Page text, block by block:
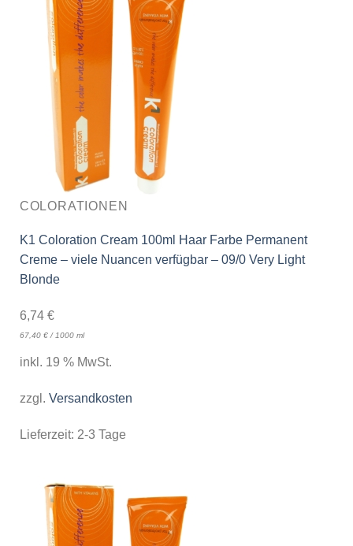
COLORATIONEN
K1 Coloration Cream 100ml Haar Farbe Permanent
Creme – viele Nuancen verfügbar – 09/0 Very Light
Blonde
6,74 €
67,40 €/ 1000 ml
inkl. 19 % MwSt.
zzgl. Versandkosten
Lieferzeit: 2-3 Tage